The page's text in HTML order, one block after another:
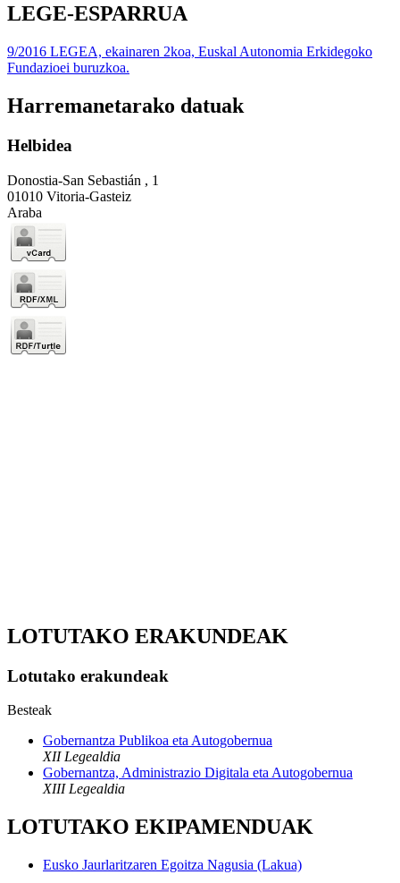
LEGE-ESPARRUA
9/2016 LEGEA, ekainaren 2koa, Euskal Autonomia Erkidegoko
Fundazioei buruzkoa.
Harremanetarako datuak
Helbidea
Donostia-San Sebastián , 1
01010 Vitoria-Gasteiz
Araba
LOTUTAKO ERAKUNDEAK
Lotutako erakundeak
Besteak
Gobernantza Publikoa eta Autogobernua
XII Legealdia
Gobernantza, Administrazio Digitala eta Autogobernua
XIII Legealdia
LOTUTAKO EKIPAMENDUAK
Eusko Jaurlaritzaren Egoitza Nagusia (Lakua)